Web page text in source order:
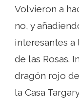
Volvieron a
no, y
interesantes
de las Rosas.
dragón rojo
la Casa